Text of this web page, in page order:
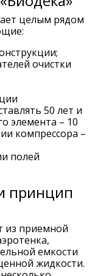
целым рядом
очистки
50 лет и
элемента – 10
компрессора –
полей
принцип
из приемной
емкости
жидкости.